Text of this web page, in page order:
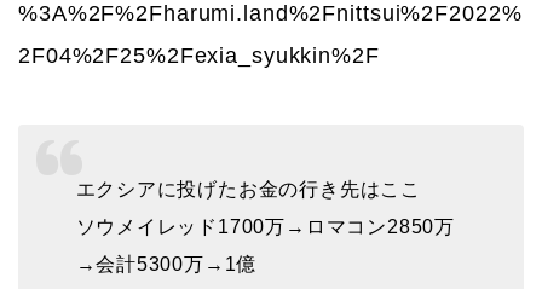
%3A%2F%2Fharumi.land%2Fnittsui%2F2022%
2F04%2F25%2Fexia_syukkin%2F
エクシアに投げたお金の行き先はここ
ソウメイレッド1700万→ロマコン2850万
→会計5300万→1億